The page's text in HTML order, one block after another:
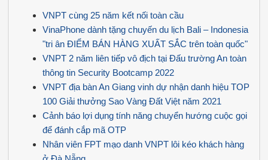
VNPT cùng 25 năm kết nối toàn cầu
VinaPhone dành tặng chuyến du lịch Bali – Indonesia
"tri ân ĐIỂM BÁN HÀNG XUẤT SẮC trên toàn quốc"
VNPT 2 năm liên tiếp vô địch tại Đấu trường An toàn
thông tin Security Bootcamp 2022
VNPT địa bàn An Giang vinh dự nhận danh hiệu TOP
100 Giải thưởng Sao Vàng Đất Việt năm 2021
Cảnh báo lợi dụng tính năng chuyển hướng cuộc gọi
để đánh cắp mã OTP
Nhân viên FPT mạo danh VNPT lôi kéo khách hàng